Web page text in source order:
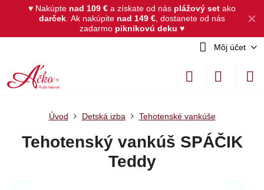
✕
♥ Nakúpte nad 109 € a získate od nás plážový set ako
darček Ak nakúpite nad 149 € , dostanete od nás
zadarmo piknikovú deku ♥
Môj účet
Úvod Detská izba Tehotenské vankúše
Tehotenský vankúš SPÁČIK
Teddy